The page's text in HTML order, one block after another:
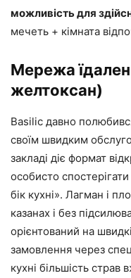
можливість для
мечеть + кімната
Мережа
желтоксан)
Basilic давно
своїм швидким
закладі діє формат
особисто
бік кухні». Лагман і
казанах і без
орієнтований на
замовлення через
кухні більшість страв